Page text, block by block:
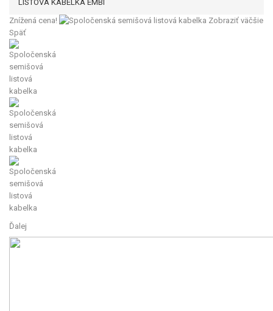
LISTOVÁ KABELKA EMBI
Znížená cena!
Zobraziť väčšie
Späť
Ďalej